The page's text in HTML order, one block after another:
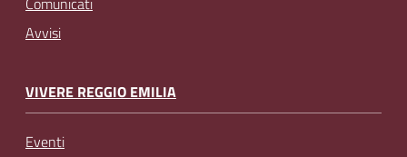
Avvisi
VIVERE REGGIO EMILIA
Eventi